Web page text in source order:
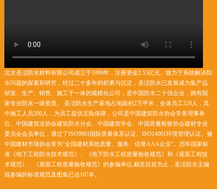
北京圣洁防水材料有限公司成立于1999年，注册资金2.53亿元。致力于系统解决防
水问题的探索和研究，经过二十多年的积累与沉淀，圣洁防水已发展成为集产品
研发、生产、销售、施工于一体的规模化公司，是中国防水二十强企业，拥有国
家专业防水一级资质。 圣洁防水生产基地占地面积2万平米，全体员工320人，其
中施工人员280人，为员工提供五险保障，公司是中国建筑防水协会常务理事单
位、中国建筑业协会建筑防水分会、中国建筑学会、中国质量检验协会建材专业
委员会会员单位，通过了ISO9001国际质量体系认证、ISO14001环境管理认证。被
中国建材市场协会誉为“全国建材系统质量、服务、信誉AAA企业”。历年国家标
准《地下工程防水技术规范》、《地下防水工程质量验收规范》和《屋面工程技
术规范》、《屋面工程质量验收规范》的参编单位,截至目前为止，圣洁防水主编
或参编的标准规范及图集已达107本。